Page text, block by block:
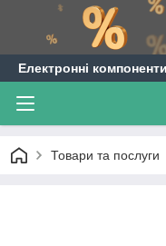
Електронні
Товари та послуги